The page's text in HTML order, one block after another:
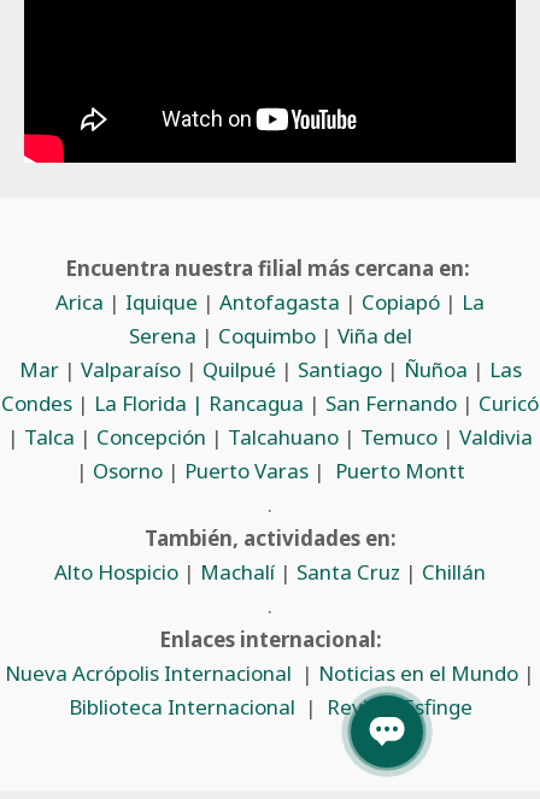
Encuentra nuestra filial más cercana en:
Arica | Iquique | Antofagasta | Copiapó | La
Serena | Coquimbo| Viña del
Mar| Valparaíso| Quilpué | Santiago| Ñuñoa | Las
Condes | La Florida | Rancagua | San Fernando | Curicó
| Talca | Concepción | Talcahuano | Temuco | Valdivia
| Osorno| Puerto Varas|
Puerto Montt
.
También, actividades en:
Alto Hospicio | Machalí | Santa Cruz | Chillán
.
Enlaces internacional:
Nueva Acrópolis Internacional | Noticias en el Mundo |
Biblioteca Internacional | Revista Esfinge